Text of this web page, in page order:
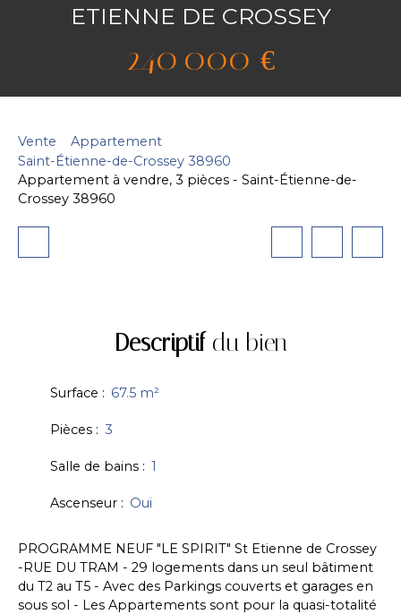
ETIENNE DE CROSSEY
240 000 €
Vente
Appartement
Saint-Étienne-de-Crossey 38960
Appartement à vendre, 3 pièces - Saint-Étienne-de-
Crossey 38960
Descriptifdu bien
Surface : 67.5 m²
Pièces : 3
Salle de bains : 1
Ascenseur : Oui
PROGRAMME NEUF "LE SPIRIT" St Etienne de Crossey
-RUE DU TRAM - 29 logements dans un seul bâtiment
du T2 au T5 - Avec des Parkings couverts et garages en
sous sol - Les Appartements sont pour la quasi-totalité